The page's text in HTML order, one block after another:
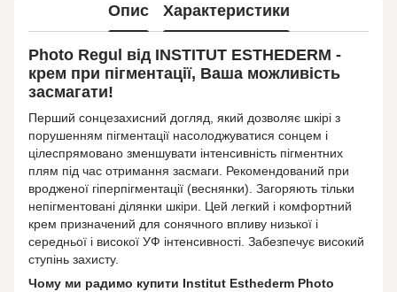
Опис Характеристики
Photo Regul від INSTITUT ESTHEDERM -
крем при пігментації, Ваша можливість
засмагати!
Перший сонцезахисний догляд, який дозволяє шкірі з
порушенням пігментації насолоджуватися сонцем і
цілеспрямовано зменшувати інтенсивність пігментних
плям під час отримання засмаги. Рекомендований при
вродженої гіперпігментації (веснянки). Загоряють тільки
непігментовані ділянки шкіри. Цей легкий і комфортний
крем призначений для сонячного впливу низької і
середньої і високої УФ інтенсивності. Забезпечує високий
ступінь захисту.
Чому ми радимо купити Institut Esthederm Photo